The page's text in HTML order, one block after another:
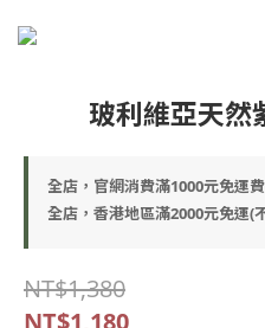
玻利維亞天然
全店，官網消費滿1000元免運
全店，香港地區滿2000元免運(
NT$1,380
NT$1,180